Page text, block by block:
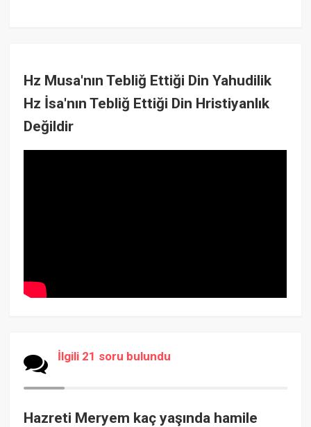
Hz Musa'nın Tebliğ Ettiği Din Yahudilik
Hz İsa'nın Tebliğ Ettiği Din Hristiyanlık
Değildir
İlgili 21 soru bulundu
Hazreti Meryem kaç yaşında hamile